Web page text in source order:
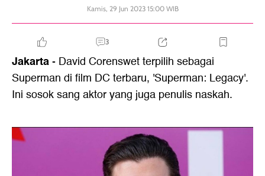
Kamis, 29 Jun 2023 15:00 WIB
3
Jakarta- David Corenswet terpilih sebagai
Superman di film DC terbaru, 'Superman: Legacy'.
Ini sosok sang aktor yang juga penulis naskah.